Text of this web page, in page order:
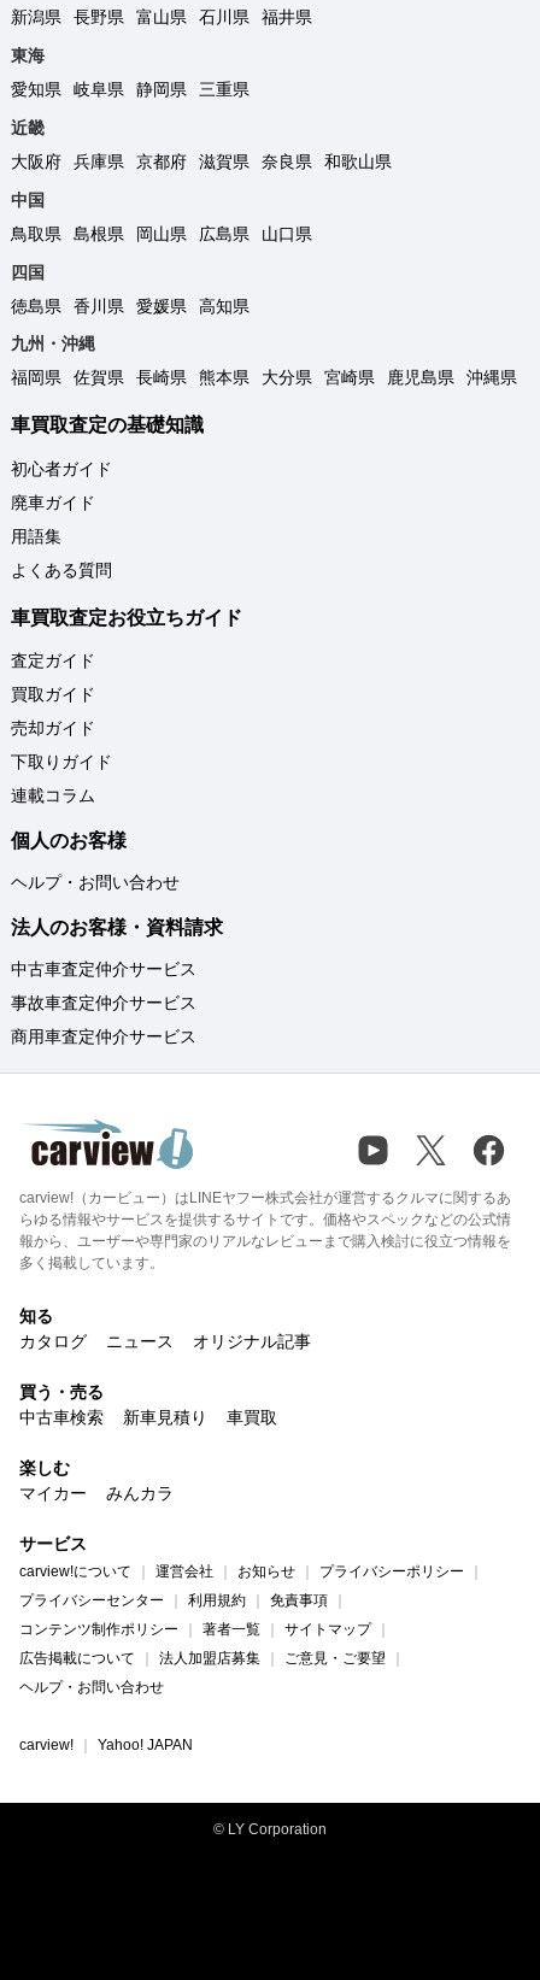
新潟県
長野県 富山県 石川県
福井県
東海
愛知県
岐阜県 静岡県
三重県
近畿
大阪府
兵庫県 京都府 滋賀県 奈良県
和歌山県
中国
鳥取県
島根県 岡山県 広島県
山口県
四国
徳島県
香川県 愛媛県
高知県
九州・沖縄
福岡県
佐賀県 長崎県 熊本県 大分県 宮崎県 鹿児島県 沖縄県
車買取査定の基礎知識
初心者ガイド
廃車ガイド
用語集
よくある質問
車買取査定お役立ちガイド
査定ガイド
買取ガイド
売却ガイド
下取りガイド
連載コラム
個人のお客様
ヘルプ・お問い合わせ
法人のお客様・資料請求
中古車査定仲介サービス
事故車査定仲介サービス
商用車査定仲介サービス
carview!（カービュー）はLINEヤフー株式会社が運営するクルマに関するあ
らゆる情報やサービスを提供するサイトです。価格やスペックなどの公式情
報から、ユーザーや専門家のリアルなレビューまで購入検討に役立つ情報を
多く掲載しています。
知る
カタログ
ニュース オリジナル記事
買う・売る
中古車検索
新車見積り 車買取
楽しむ
マイカー
みんカラ
サービス
carview!について 運営会社 お知らせ
プライバシーポリシー
プライバシーセンター
利用規約
免責事項
コンテンツ制作ポリシー
著者一覧
サイトマップ
広告掲載について
法人加盟店募集
ご意見・ご要望
ヘルプ・お問い合わせ
carview! Yahoo! JAPAN
© LY Corporation